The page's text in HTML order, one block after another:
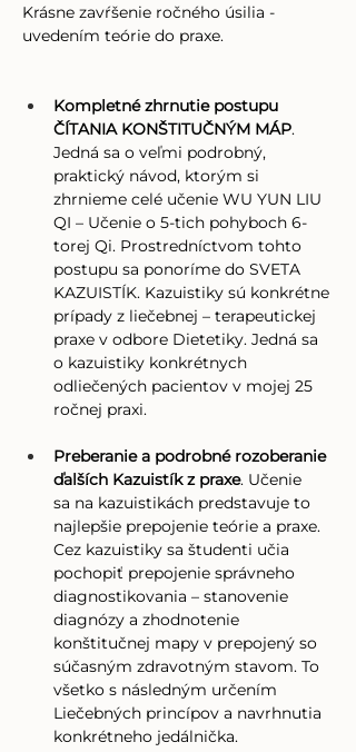
Krásne zavŕšenie ročného úsilia -
uvedením teórie do praxe.
Kompletné zhrnutie postupu
ČÍTANIA KONŠTITUČNÝM MÁP.
Jedná sa o veľmi podrobný,
praktický návod, ktorým si
zhrnieme celé učenie WU YUN LIU
QI – Učenie o 5-tich pohyboch 6-
torej Qi. Prostredníctvom tohto
postupu sa ponoríme do SVETA
KAZUISTÍK. Kazuistiky sú konkrétne
prípady z liečebnej – terapeutickej
praxe v odbore Dietetiky. Jedná sa
o kazuistiky konkrétnych
odliečených pacientov v mojej 25
ročnej praxi.
Preberanie a podrobné rozoberanie
ďalších Kazuistík z praxe. Učenie
sa na kazuistikách predstavuje to
najlepšie prepojenie teórie a praxe.
Cez kazuistiky sa študenti učia
pochopiť prepojenie správneho
diagnostikovania – stanovenie
diagnózy a zhodnotenie
konštitučnej mapy v prepojený so
súčasným zdravotným stavom. To
všetko s následným určením
Liečebných princípov a navrhnutia
konkrétneho jedálnička.